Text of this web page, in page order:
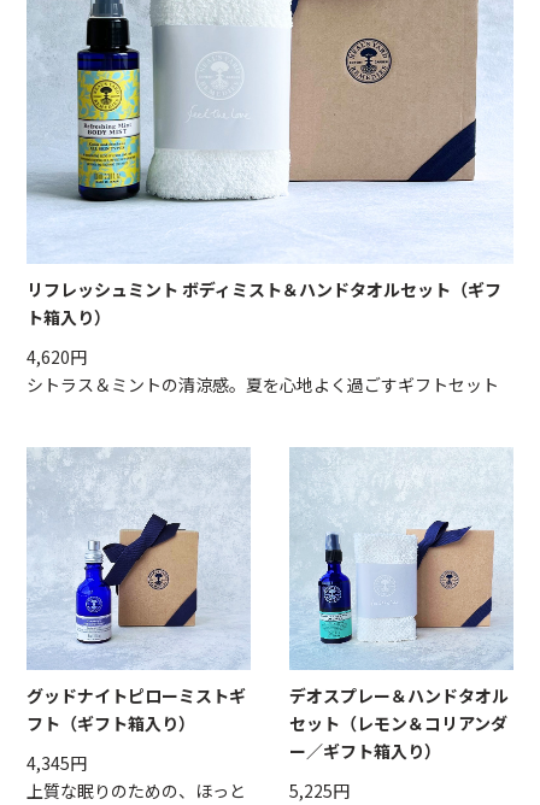
リフレッシュミント ボディミスト＆ハンドタオルセット（ギフ
ト箱入り）
4,620円
シトラス＆ミントの清涼感。夏を心地よく過ごすギフトセット
グッドナイトピローミストギ
フト（ギフト箱入り）
4,345円
上質な眠りのための、ほっと
デオスプレー＆ハンドタオル
セット（レモン＆コリアンダ
ー／ギフト箱入り）
5,225円